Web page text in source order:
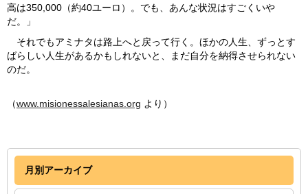
月別アーカイブ
高は350,000（約40ユーロ）。でも、あんな状況はすごくいや
だ。」
それでもアミナタは路上へと戻って行く。ほかの人生、ずっとす
ばらしい人生があるかもしれないと、まだ自分を納得させられない
のだ。
（www.misionessalesianas.org より）